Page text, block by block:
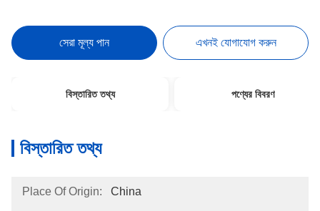
সেরা মূল্য পান এখনই যোগাযোগ করুন
বিস্তারিত তথ্য পণ্যের বিবরণ
বিস্তারিত তথ্য
Place Of Origin: China